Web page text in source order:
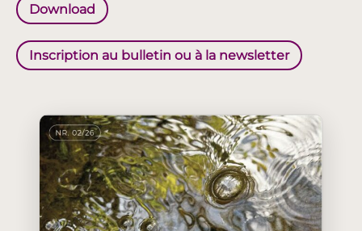
Download
Inscription au bulletin ou à la newsletter